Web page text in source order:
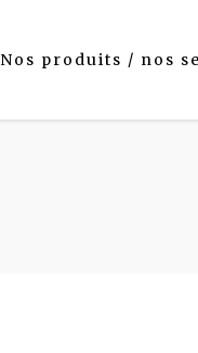
Nos produits / nos